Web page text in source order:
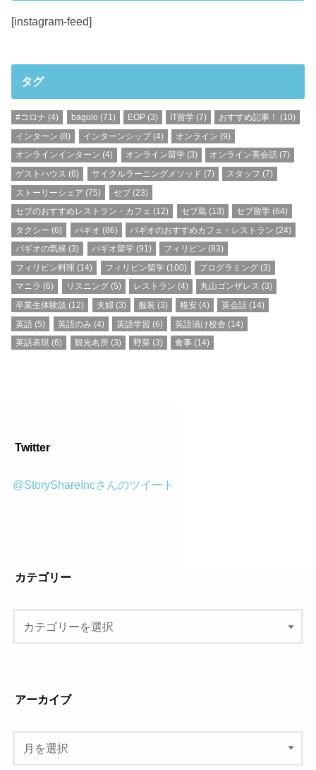
[instagram-feed]
タグ
#コロナ (4) baguio (71) EOP(3) IT留学 (7) おすすめ記事！ (10)
インターン (8) インターンシップ(4) オンライン (9)
オンラインインターン (4) オンライン留学(3) オンライン英会話(7)
ゲストハウス (6) サイクルラーニングメソッド (7) スタッフ (7)
ストーリーシェア (75) セブ(23)
セブのおすすめレストラン・カフェ (12) セブ島 (13) セブ留学(64)
タクシー (6) バギオ (86) バギオのおすすめカフェ・レストラン (24)
バギオの気候 (3) バギオ留学(91) フィリピン (83)
フィリピン料理 (14) フィリピン留学(100) プログラミング(3)
マニラ (6) リスニング(5) レストラン (4) 丸山ゴンザレス (3)
卒業生体験談 (12) 夫婦(3) 服装 (3) 格安 (4) 英会話 (14)
英語 (5) 英語のみ (4) 英語学習 (6) 英語漬け校舎 (14)
英語表現 (6) 観光名所(3) 野菜(3) 食事 (14)
Twitter
@StoryShareIncさんのツイート
カテゴリー
アーカイブ